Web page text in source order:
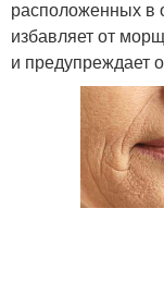
расположенных в
избавляет от
и предупреждает